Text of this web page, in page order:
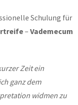
Schulung für
– Vademecum
Zeit ein
ganz dem
widmen zu